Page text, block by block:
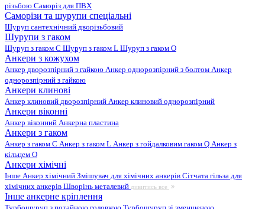
різьбою Саморіз для ПВХ
Саморізи та шурупи спеціальні
Шуруп сантехнічний дворізьбовий
Шурупи з гаком
Шуруп з гаком C Шуруп з гаком L Шуруп з гаком O
Анкери з кожухом
Анкер дворозпірний з гайкою Анкер однорозпірний з болтом Анкер
однорозпірний з гайкою
Анкери клинові
Анкер клиновий дворозпірний Анкер клиновий однорозпірний
Анкери віконні
Анкер віконний Анкерна пластина
Анкери з гаком
Анкер з гаком C Анкер з гаком L Анкер з гойдалковим гаком Q Анкер з
кільцем O
Анкери хімічні
Інше Анкер хімічний Змішувач для хімічних анкерів Сітчата гільза для
хімічних анкерів Шворінь металевий дивитись все
Інше анкерне кріплення